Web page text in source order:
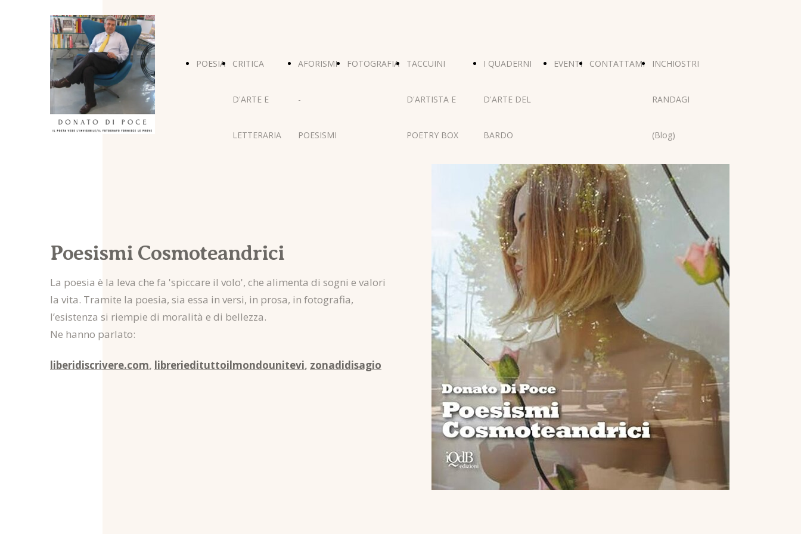
POESIA CRITICA
D'ARTE E
LETTERARIA
AFORISMI
-
POESISMI
FOTOGRAFIA TACCUINI
D'ARTISTA E
POETRY BOX
I QUADERNI
D'ARTE DEL
BARDO
EVENTI CONTATTAMI INCHIOSTRI
RANDAGI
(Blog)
Poesismi Cosmoteandrici
La poesia è la leva che fa 'spiccare il volo', che alimenta di sogni e valori
la vita. Tramite la poesia, sia essa in versi, in prosa, in fotografia,
l’esistenza si riempie di moralità e di bellezza.
Ne hanno parlato:
liberidiscrivere.com, libreriedituttoilmondounitevi, zonadidisagio